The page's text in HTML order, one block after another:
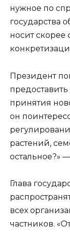
нужное по
государства
носит скорее
Президент
принятия
он
растений,
остальное?»
Глава
всех
частников.